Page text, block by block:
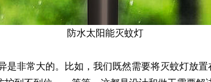
防水太阳能灭蚊灯
非常大的。比如，我们既然需要将灭蚊灯放